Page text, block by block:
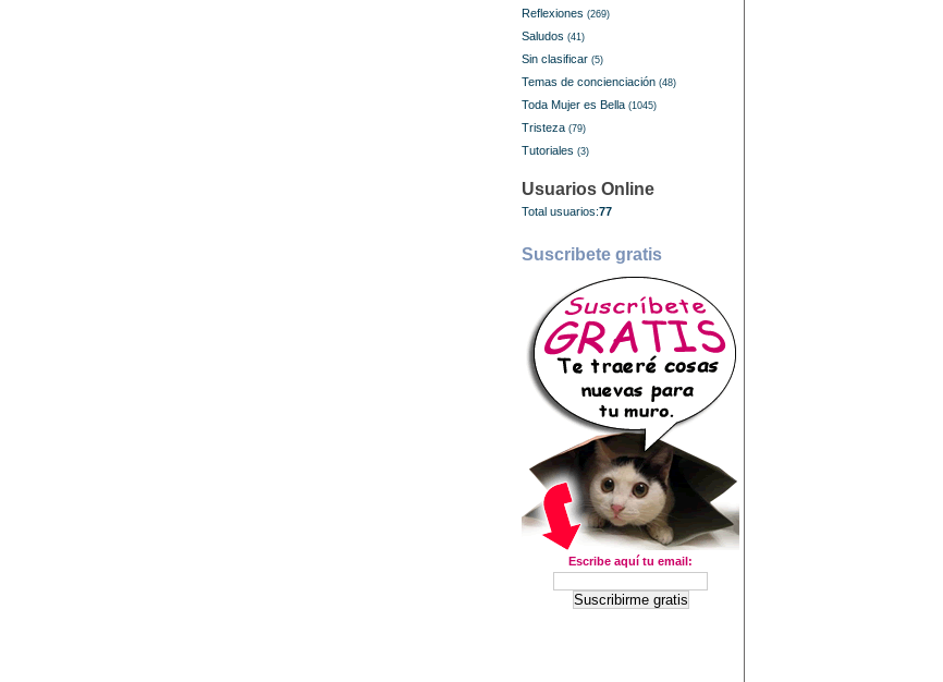
Reflexiones (269)
Saludos (41)
Sin clasificar (5)
Temas de concienciación (48)
Toda Mujer es Bella (1045)
Tristeza (79)
Tutoriales (3)
Usuarios Online
Total usuarios:77
Suscribete gratis
Escribe aquí tu email: